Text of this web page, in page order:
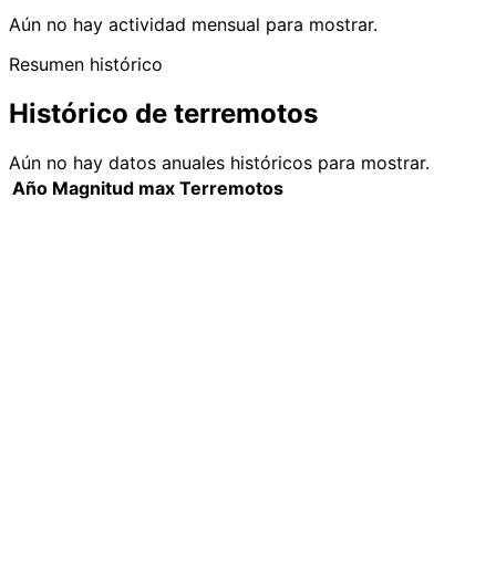
Aún no hay actividad mensual para mostrar.
Resumen histórico
Histórico de terremotos
Aún no hay datos anuales históricos para mostrar.
Año Magnitud max Terremotos